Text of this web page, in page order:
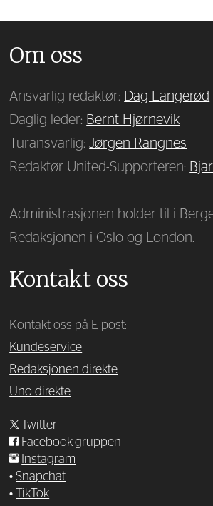
Om oss
Ansvarlig redaktør: Dag Langerød
Daglig leder: Bernt Hjørnevik
Turansvarlig:Jørgen Rangnes
Redaktør United-Supporteren:
Administrasjonen holder til i
Redaksjonen i Oslo og London.
Kontakt oss
Kontakt oss på E-post:
Kundeservice
Redaksjonen direkte
Uno direkte
Twitter
Facebook-gruppen
Instagram
•Snapchat
•
TikTok